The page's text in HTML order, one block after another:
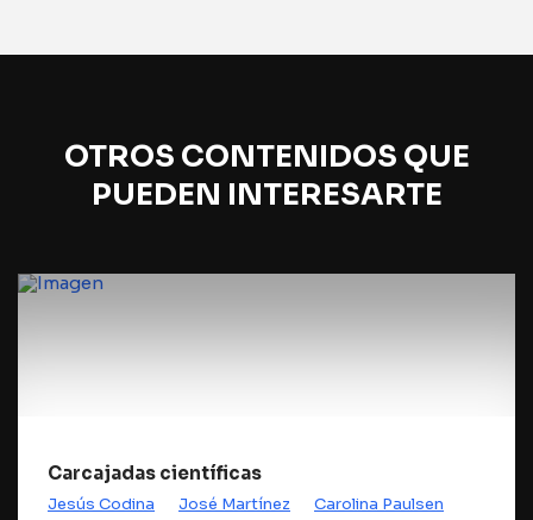
OTROS CONTENIDOS QUE
PUEDEN INTERESARTE
Carcajadas científicas
Jesús Codina José Martínez
Carolina Paulsen